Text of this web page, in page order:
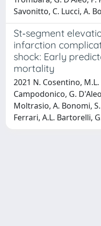
Savonitto, C. Lucci, A.
St‐segment
infarction
shock: Early
mortality
2021 N. Cosentino, M.L.
Campodonico, G.
Moltrasio, A. Bonomi,
Ferrari, A.L. Bartorelli,